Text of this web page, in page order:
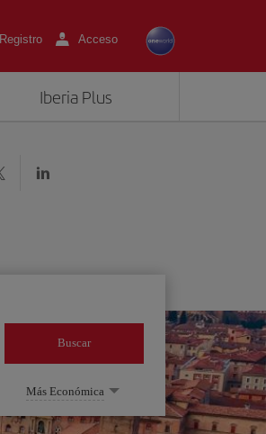
Registro Acceso
Iberia Plus
Buscar
Más Económica